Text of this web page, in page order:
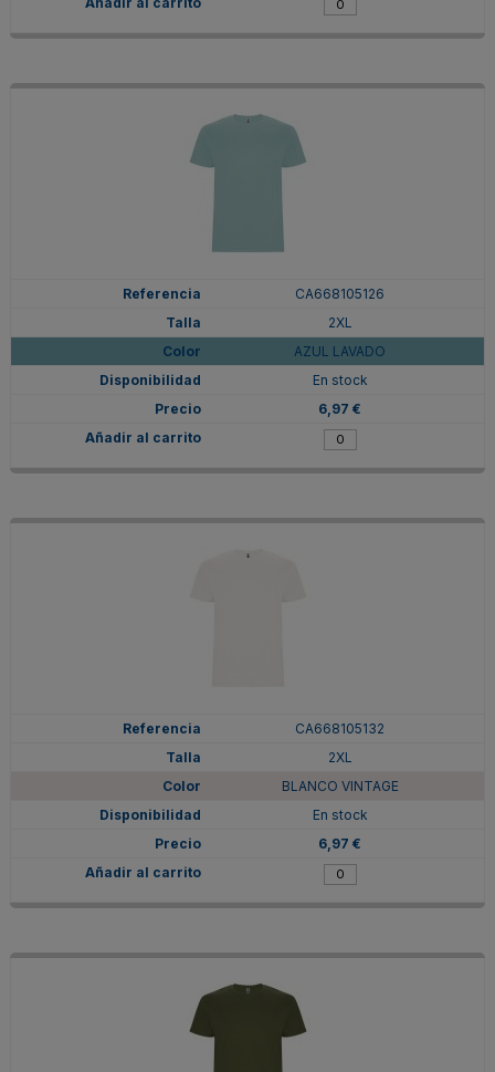
CA668105126
2XL
AZUL LAVADO
En stock
6,97 €
CA668105132
2XL
BLANCO VINTAGE
En stock
6,97 €